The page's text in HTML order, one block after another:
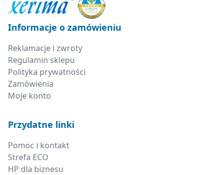
Informacje o zamówieniu
Reklamacje i zwroty
Regulamin sklepu
Polityka prywatności
Zamówienia
Moje konto
Przydatne linki
Pomoc i kontakt
Strefa ECO
HP dla biznesu